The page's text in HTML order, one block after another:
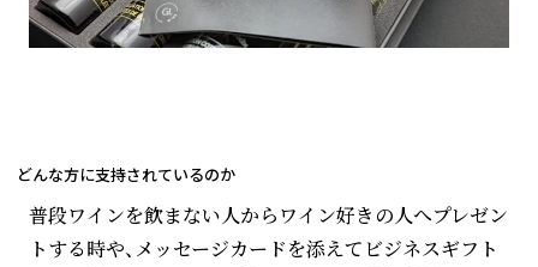
どんな方に支持されているのか
普段ワインを飲まない人からワイン好きの人へプレゼン
トする時や、メッセージカードを添えてビジネスギフト